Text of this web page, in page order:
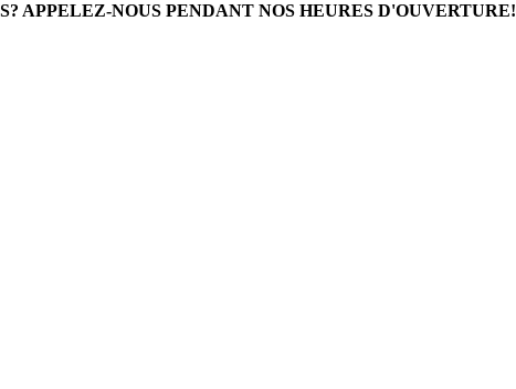
APPELEZ-NOUS PENDANT NOS HEURES D'OUVERTURE!